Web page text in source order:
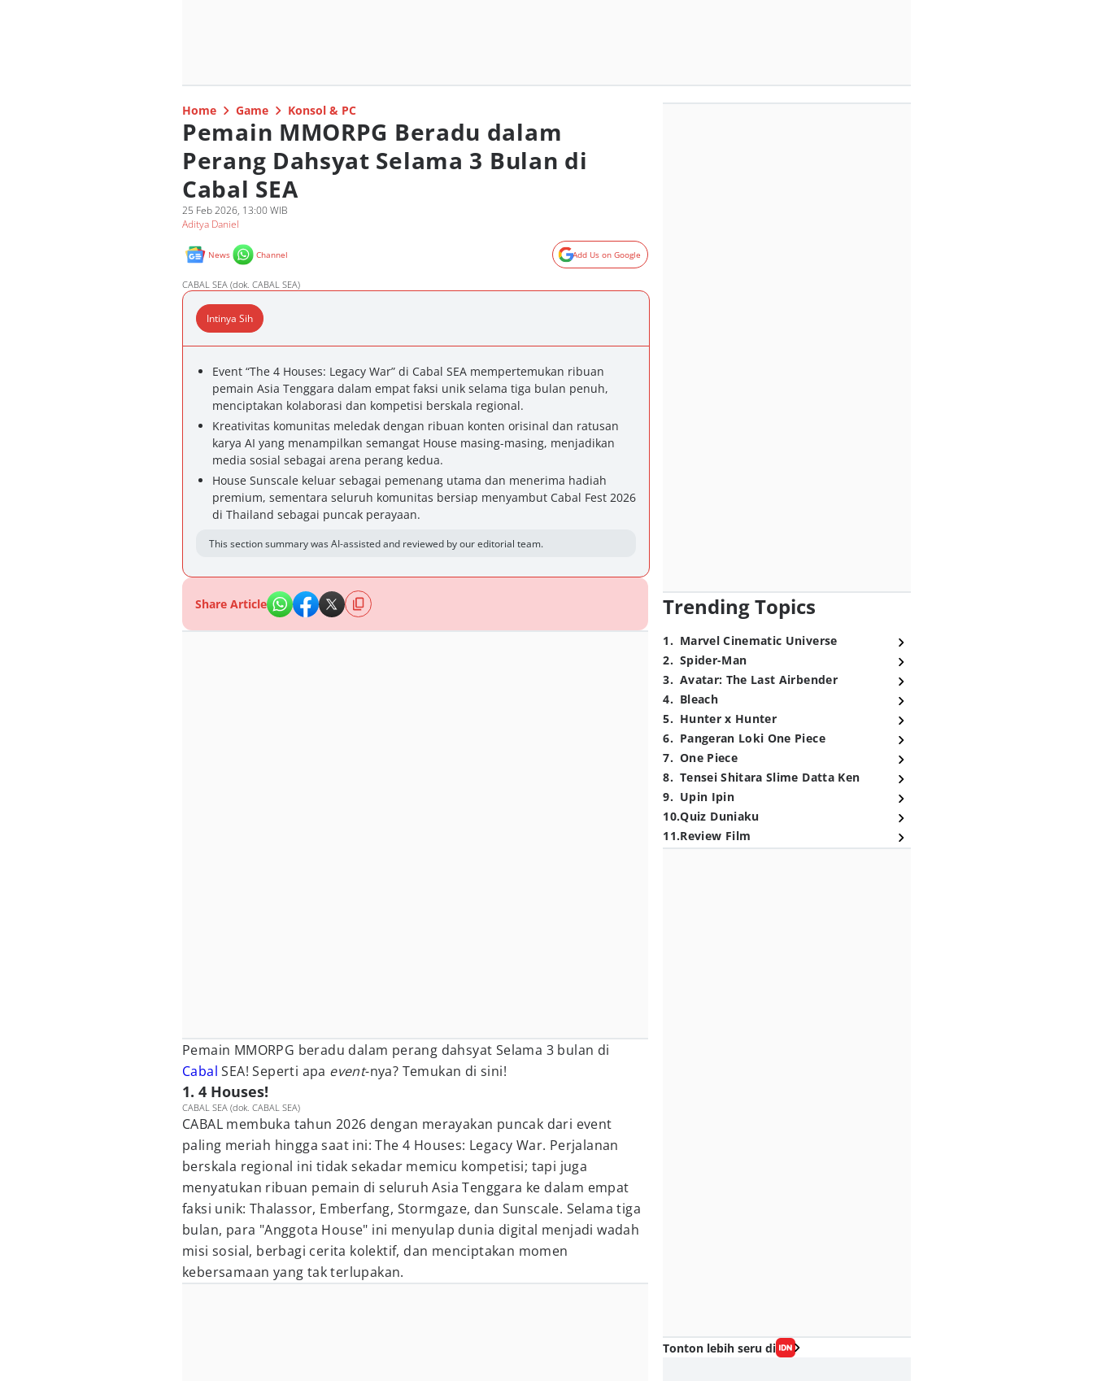
Home Game Konsol & PC
Pemain MMORPG Beradu dalam
Perang Dahsyat Selama 3 Bulan di
Cabal SEA
25 Feb 2026, 13:00 WIB
Aditya Daniel
News Channel Add Us on Google
CABAL SEA (dok. CABAL SEA)
Intinya Sih
Event “The 4 Houses: Legacy War” di Cabal SEA mempertemukan ribuan
pemain Asia Tenggara dalam empat faksi unik selama tiga bulan penuh,
menciptakan kolaborasi dan kompetisi berskala regional.
Kreativitas komunitas meledak dengan ribuan konten orisinal dan ratusan
karya AI yang menampilkan semangat House masing-masing, menjadikan
media sosial sebagai arena perang kedua.
House Sunscale keluar sebagai pemenang utama dan menerima hadiah
premium, sementara seluruh komunitas bersiap menyambut Cabal Fest 2026
di Thailand sebagai puncak perayaan.
This section summary was AI-assisted and reviewed by our editorial team.
Share Article
Pemain MMORPG beradu dalam perang dahsyat Selama 3 bulan di
Cabal SEA! Seperti apa event-nya? Temukan di sini!
1. 4 Houses!
CABAL SEA (dok. CABAL SEA)
CABAL membuka tahun 2026 dengan merayakan puncak dari event
paling meriah hingga saat ini: The 4 Houses: Legacy War. Perjalanan
berskala regional ini tidak sekadar memicu kompetisi; tapi juga
menyatukan ribuan pemain di seluruh Asia Tenggara ke dalam empat
faksi unik: Thalassor, Emberfang, Stormgaze, dan Sunscale. Selama tiga
bulan, para "Anggota House" ini menyulap dunia digital menjadi wadah
misi sosial, berbagi cerita kolektif, dan menciptakan momen
kebersamaan yang tak terlupakan.
Trending Topics
1. Marvel Cinematic Universe
2. Spider-Man
3. Avatar: The Last Airbender
4. Bleach
5. Hunter x Hunter
6. Pangeran Loki One Piece
7. One Piece
8. Tensei Shitara Slime Datta Ken
9. Upin Ipin
10.Quiz Duniaku
11.Review Film
Tonton lebih seru di